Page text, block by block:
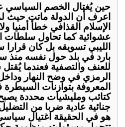
حين يُغتال الخصم السياسي
اعرف أن الدولة ماتت حيث
الإسلام القذافي خطأ أمنيا
عشوائية كما تحاول سلطات
الليبي تسويقه بل كان قرارا
بارد في بلد حول نفسه منذ
للعنف والتصفية فعندما
الرمزي في وضح النهار
المعروفة بتوازنات السيطرة
كتائب ومليشيات محددة
جنائية عادية ضربا من
هو في الحقيقة اغتيال